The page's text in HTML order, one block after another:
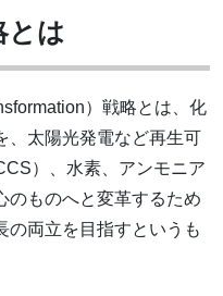
とは
）戦略とは、化
、太陽光発電など再生可
）、水素、アンモニア
のものへと変革するため
の両立を目指すというも